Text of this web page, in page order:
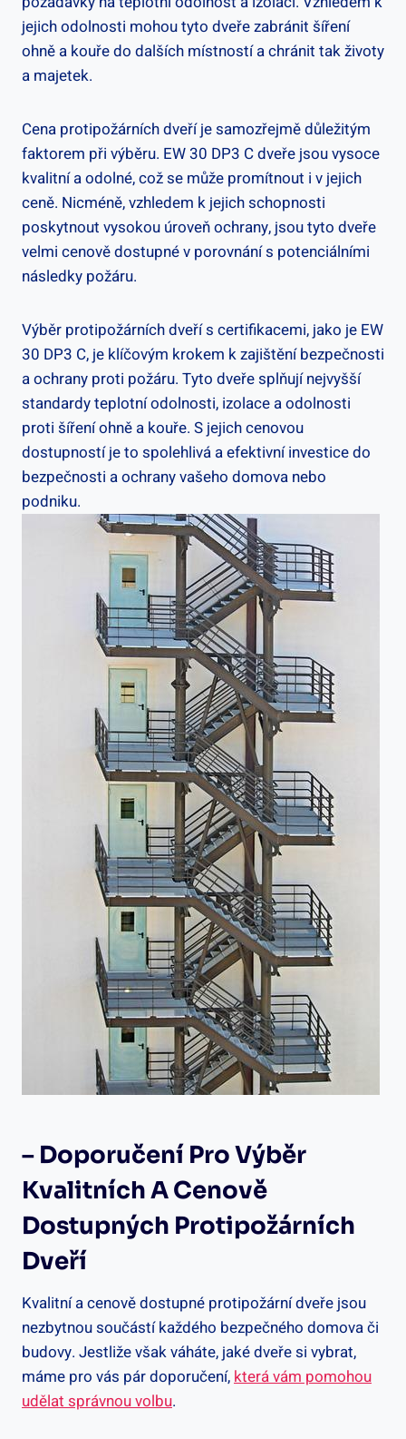
jejich odolnosti mohou tyto dveře zabránit šíření
ohně a kouře do dalších místností a chránit tak životy
a majetek.
Cena protipožárních dveří je samozřejmě důležitým
faktorem při výběru. EW 30 DP3 C dveře jsou vysoce
kvalitní a odolné, což se může promítnout i v jejich
ceně. Nicméně, vzhledem k jejich schopnosti
poskytnout vysokou úroveň ochrany, jsou tyto dveře
velmi cenově dostupné v porovnání s potenciálními
následky požáru.
Výběr protipožárních dveří s certifikacemi, jako je EW
30 DP3 C, je klíčovým krokem k zajištění bezpečnosti
a ochrany proti požáru. Tyto dveře splňují nejvyšší
standardy teplotní odolnosti, izolace a odolnosti
proti šíření ohně a kouře. S jejich cenovou
dostupností je to spolehlivá a efektivní investice do
bezpečnosti a ochrany vašeho domova nebo
podniku.
– Doporučení Pro Výběr
Kvalitních A Cenově
Dostupných Protipožárních
Dveří
Kvalitní a cenově dostupné protipožární dveře jsou
nezbytnou součástí každého bezpečného domova či
budovy. Jestliže však váháte, jaké dveře si vybrat,
máme pro vás pár doporučení,která vám pomohou
udělat správnou volbu.